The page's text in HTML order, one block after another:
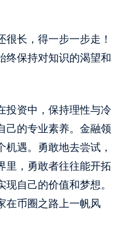
长，得一步一步走！
终保持对知识的渴望和
投资中，保持理性与冷
己的专业素养。金融领
遇。勇敢地去尝试，
里，勇敢者往往能开拓
自己的价值和梦想。
在币圈之路上一帆风